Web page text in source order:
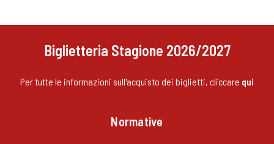
Biglietteria Stagione 2026/2027
Per tutte le informazioni sull'acquisto dei biglietti, cliccare qui
Normative